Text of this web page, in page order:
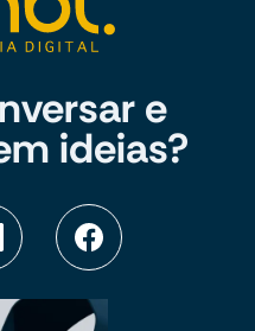
e
ideias?